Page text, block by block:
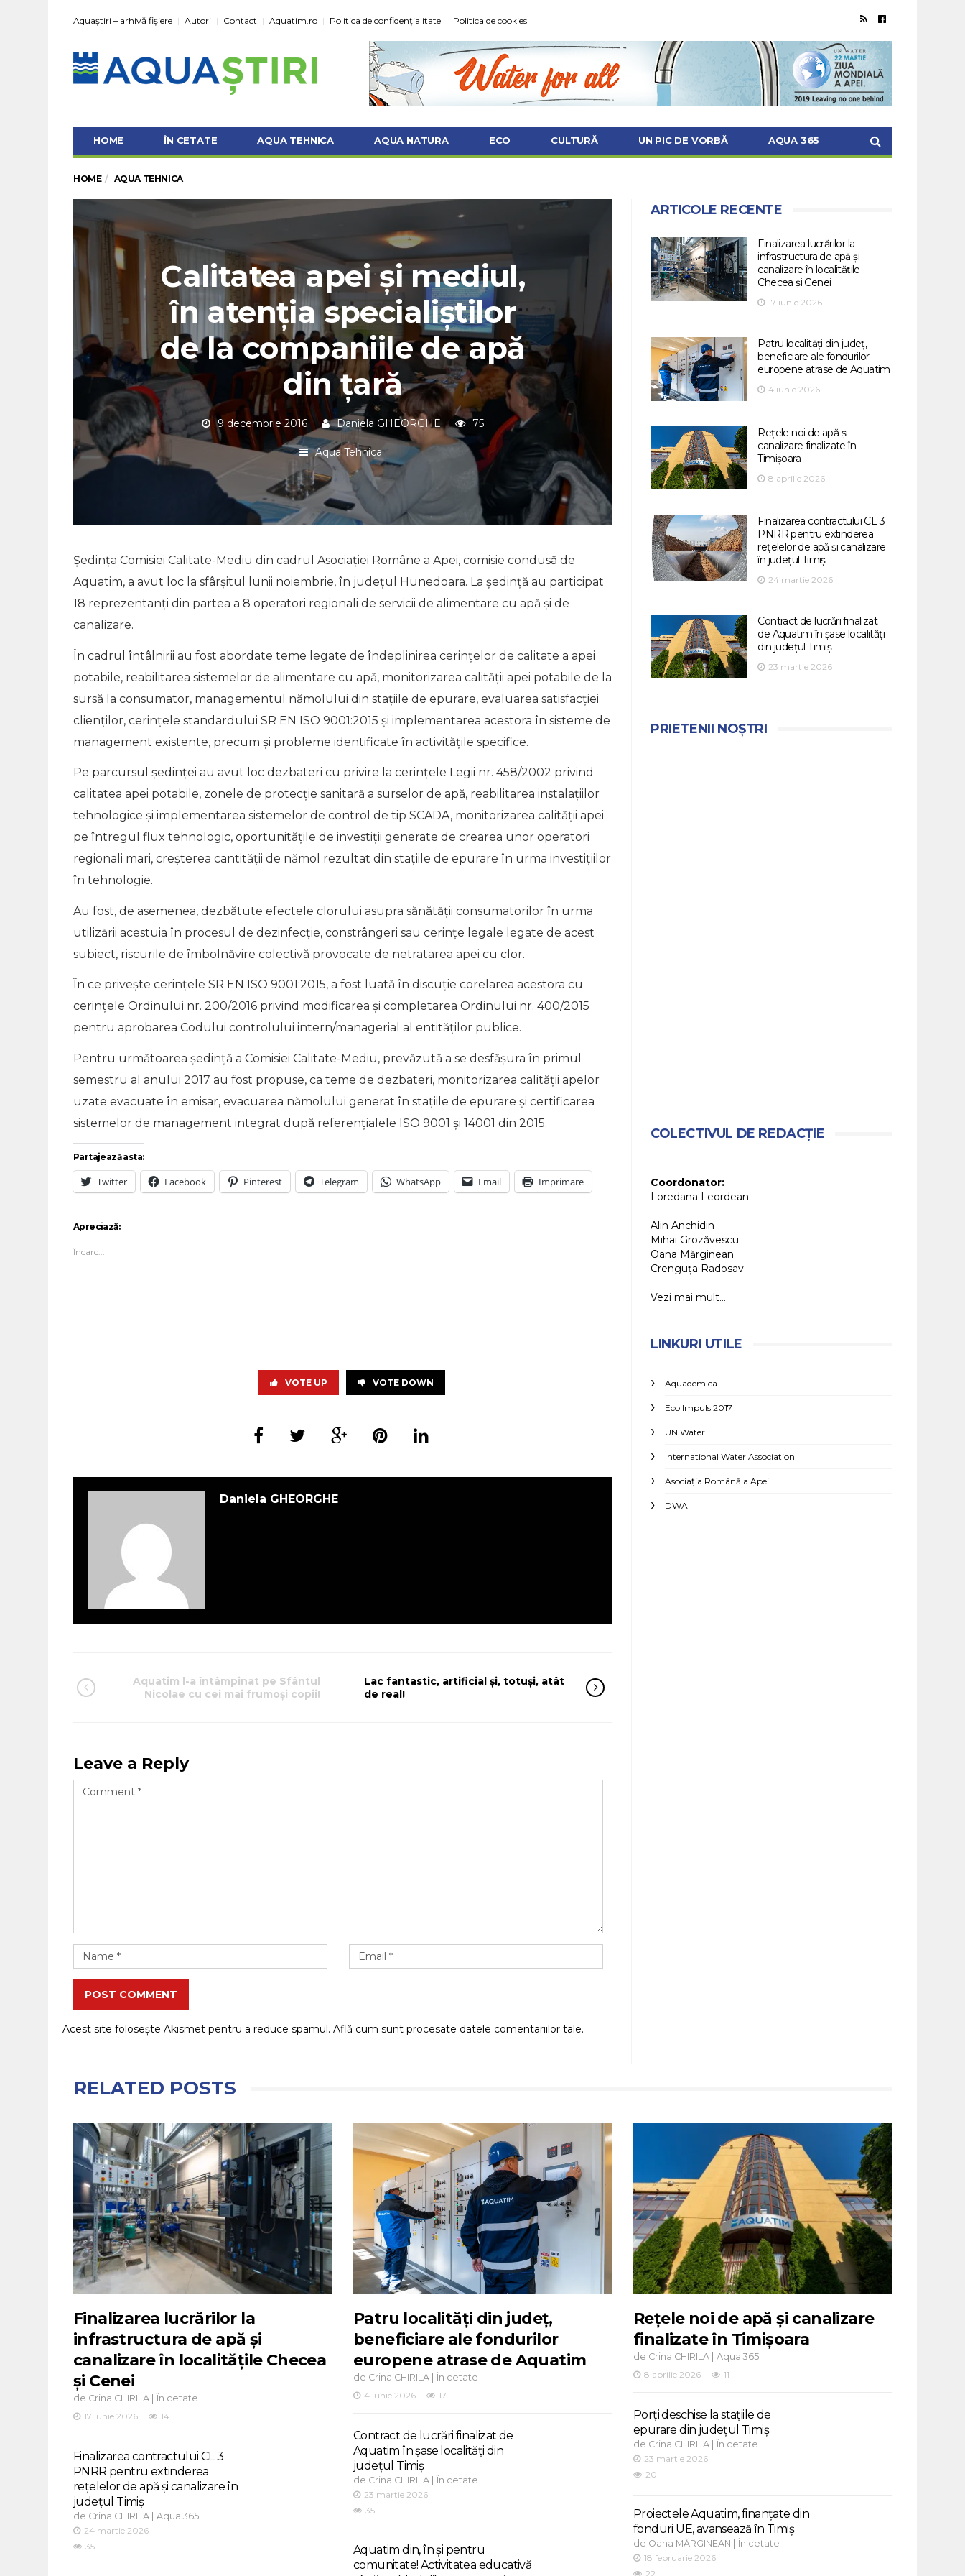
Aquaștiri – arhivă fișiere Autori Contact Aquatim.ro Politica de confidențialitate Politica de cookies
HOME ÎN CETATE AQUA TEHNICA AQUA NATURA ECO CULTURĂ UN PIC DE VORBĂ AQUA 365
HOME AQUA TEHNICA
Calitatea apei și mediul,
în atenția specialiștilor
de la companiile de apă
din țară
9 decembrie 2016 Daniela GHEORGHE 75
Aqua Tehnica
Ședința Comisiei Calitate-Mediu din cadrul Asociației Române a Apei, comisie condusă de
Aquatim, a avut loc la sfârșitul lunii noiembrie, în județul Hunedoara. La ședință au participat
18 reprezentanți din partea a 8 operatori regionali de servicii de alimentare cu apă și de
canalizare.
În cadrul întâlnirii au fost abordate teme legate de îndeplinirea cerințelor de calitate a apei
potabile, reabilitarea sistemelor de alimentare cu apă, monitorizarea calității apei potabile de la
sursă la consumator, managementul nămolului din stațiile de epurare, evaluarea satisfacției
clienților, cerințele standardului SR EN ISO 9001:2015 și implementarea acestora în sisteme de
management existente, precum și probleme identificate în activitățile specifice.
Pe parcursul ședinței au avut loc dezbateri cu privire la cerințele Legii nr. 458/2002 privind
calitatea apei potabile, zonele de protecție sanitară a surselor de apă, reabilitarea instalațiilor
tehnologice și implementarea sistemelor de control de tip SCADA, monitorizarea calității apei
pe întregul flux tehnologic, oportunitățile de investiții generate de crearea unor operatori
regionali mari, creșterea cantității de nămol rezultat din stațiile de epurare în urma investițiilor
în tehnologie.
Au fost, de asemenea, dezbătute efectele clorului asupra sănătății consumatorilor în urma
utilizării acestuia în procesul de dezinfecție, constrângeri sau cerințe legale legate de acest
subiect, riscurile de îmbolnăvire colectivă provocate de netratarea apei cu clor.
În ce privește cerințele SR EN ISO 9001:2015, a fost luată în discuție corelarea acestora cu
cerințele Ordinului nr. 200/2016 privind modificarea și completarea Ordinului nr. 400/2015
pentru aprobarea Codului controlului intern/managerial al entităților publice.
Pentru următoarea ședință a Comisiei Calitate-Mediu, prevăzută a se desfășura în primul
semestru al anului 2017 au fost propuse, ca teme de dezbateri, monitorizarea calității apelor
uzate evacuate în emisar, evacuarea nămolului generat în stațiile de epurare și certificarea
sistemelor de management integrat după referențialele ISO 9001 și 14001 din 2015.
Partajează asta:
Twitter Facebook Pinterest Telegram WhatsApp Email Imprimare
Apreciază:
Încarc...
VOTE UP VOTE DOWN
Daniela GHEORGHE
Aquatim l-a întâmpinat pe Sfântul
Nicolae cu cei mai frumoşi copii!
Lac fantastic, artificial şi, totuşi, atât
de real!
Leave a Reply
POST COMMENT
Acest site folosește Akismet pentru a reduce spamul. Află cum sunt procesate datele comentariilor tale.
ARTICOLE RECENTE
Finalizarea lucrărilor la
infrastructura de apă și
canalizare în localitățile
Checea și Cenei
17 iunie 2026
Patru localități din județ,
beneficiare ale fondurilor
europene atrase de Aquatim
4 iunie 2026
Rețele noi de apă și
canalizare finalizate în
Timișoara
8 aprilie 2026
Finalizarea contractului CL 3
PNRR pentru extinderea
rețelelor de apă și canalizare
în județul Timiș
24 martie 2026
Contract de lucrări finalizat
de Aquatim în șase localități
din județul Timiș
23 martie 2026
PRIETENII NOȘTRI
COLECTIVUL DE REDACȚIE
Coordonator:
Loredana Leordean
Alin Anchidin
Mihai Grozăvescu
Oana Mărginean
Crenguța Radosav
Vezi mai mult...
LINKURI UTILE
Aquademica
Eco Impuls 2017
UN Water
International Water Association
Asociaţia Română a Apei
DWA
RELATED POSTS
Finalizarea lucrărilor la
infrastructura de apă și
canalizare în localitățile Checea
și Cenei
de Crina CHIRILA | În cetate
17 iunie 2026
14
Finalizarea contractului CL 3
PNRR pentru extinderea
rețelelor de apă și canalizare în
județul Timiș
de Crina CHIRILA | Aqua 365
24 martie 2026
35
Patru localități din județ,
beneficiare ale fondurilor
europene atrase de Aquatim
de Crina CHIRILA | În cetate
4 iunie 2026
17
Contract de lucrări finalizat de
Aquatim în șase localități din
județul Timiș
de Crina CHIRILA | În cetate
23 martie 2026
35
Aquatim din, în și pentru
comunitate! Activitatea educativă
Rețele noi de apă și canalizare
finalizate în Timișoara
de Crina CHIRILA | Aqua 365
8 aprilie 2026
11
Porți deschise la stațiile de
epurare din județul Timiș
de Crina CHIRILA | În cetate
23 martie 2026
20
Proiectele Aquatim, finanțate din
fonduri UE, avansează în Timiș
de Oana MĂRGINEAN | În cetate
18 februarie 2026
22